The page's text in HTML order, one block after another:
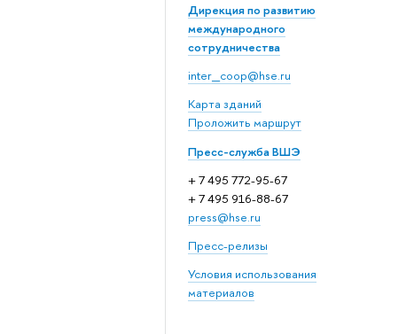
Дирекция по развитию
международного
сотрудничества
inter_coop@hse.ru
Карта зданий
Проложить маршрут
Пресс-служба ВШЭ
+ 7 495 772-95-67
+ 7 495 916-88-67
press@hse.ru
Пресс-релизы
Условия использования
материалов